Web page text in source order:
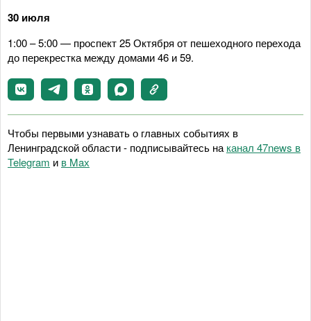
30 июля
1:00 – 5:00 — проспект 25 Октября от пешеходного перехода
до перекрестка между домами 46 и 59.
Чтобы первыми узнавать о главных событиях в
Ленинградской области - подписывайтесь на канал 47news в
Telegram и в Maх